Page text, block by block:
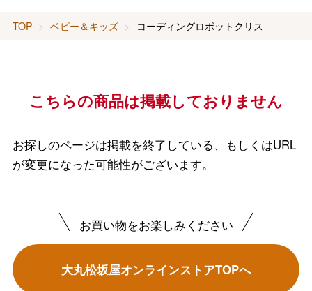
TOP ベビー＆キッズ コーディングロボットクリス
こちらの商品は掲載しておりません
お探しのページは掲載を終了している、もしくはURL
が変更になった可能性がございます。
お買い物をお楽しみください
大丸松坂屋オンラインストアTOPへ